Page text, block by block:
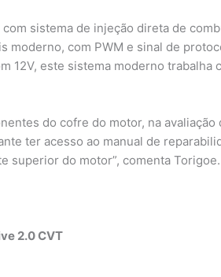
sistema de injeção direta de
moderno, com PWM e sinal de
12V, este sistema moderno
do cofre do motor, na
ter acesso ao manual de
superior do motor”, comenta Torigoe.
2.0 CVT